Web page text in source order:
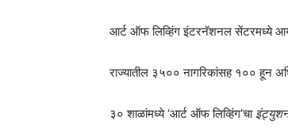
आर्ट ऑफ लिव्हिंग इंटरनॅशनल सेंटरमध्ये
राज्यातील ३५०० नागरिकांसह १०० हून
३० शाळांमध्ये ‘आर्ट ऑफ लिव्हिंग’चा इंट्युशन